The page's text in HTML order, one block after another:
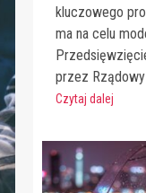
kluczowego
ma na celu
przez Rządowy
Czytaj dalej